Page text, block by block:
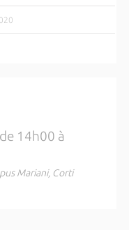
14h00 à
Mariani, Corti